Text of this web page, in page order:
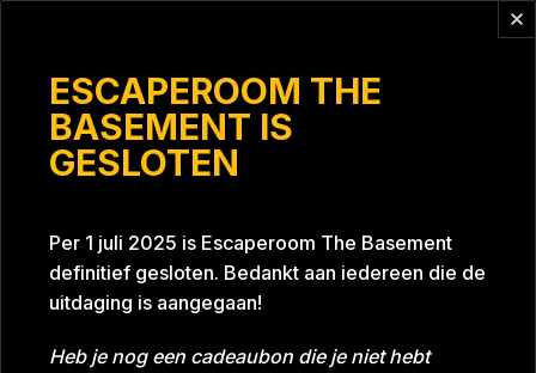
ESCAPEROOM THE
BASEMENT IS
GESLOTEN
Per 1 juli 2025 is Escaperoom The Basement
definitief gesloten. Bedankt aan iedereen die de
uitdaging is aangegaan!
Heb je nog een cadeaubon die je niet hebt